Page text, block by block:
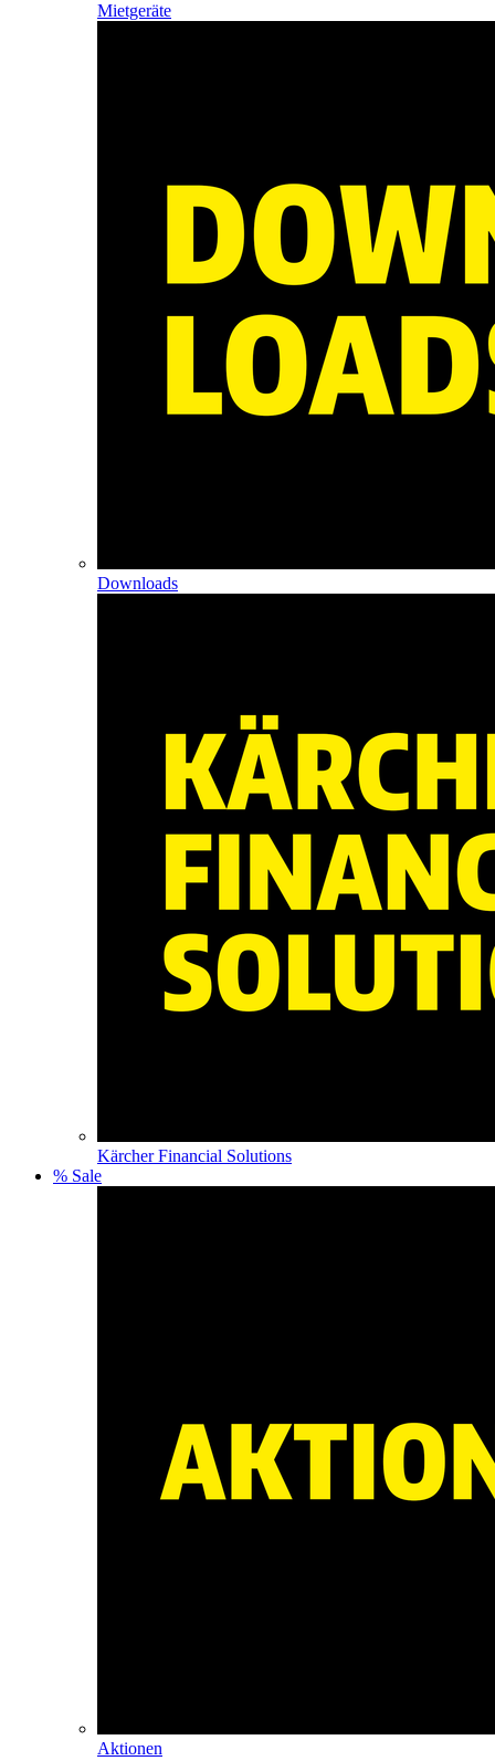
Mietgeräte
Downloads
Kärcher Financial Solutions
% Sale
Aktionen